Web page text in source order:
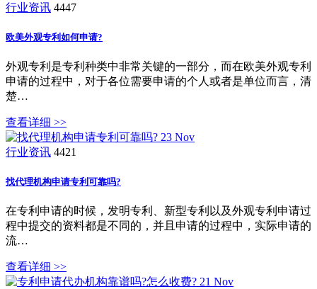
行业资讯 4447
欧美外观专利如何申请?
外观专利是专利种类中非常关键的一部分，而在欧美外观专利
申请的过程中，对于各位需要申请的个人或者是单位而言，清
楚…
查看详细 >>
23 Nov
行业资讯 4421
找代理机构申请专利可靠吗?
在专利申请的时候，发明专利、新型专利以及外观专利申请过
程中提交的资料都是不同的，并且申请的过程中，实际申请的
流…
查看详细 >>
21 Nov